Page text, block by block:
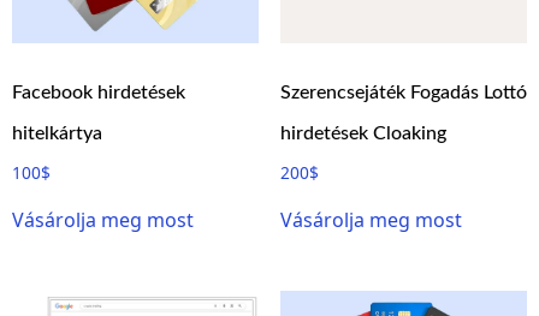
Facebook hirdetések
hitelkártya
100$
Vásárolja meg most
Szerencsejáték Fogadás Lottó
hirdetések Cloaking
200$
Vásárolja meg most